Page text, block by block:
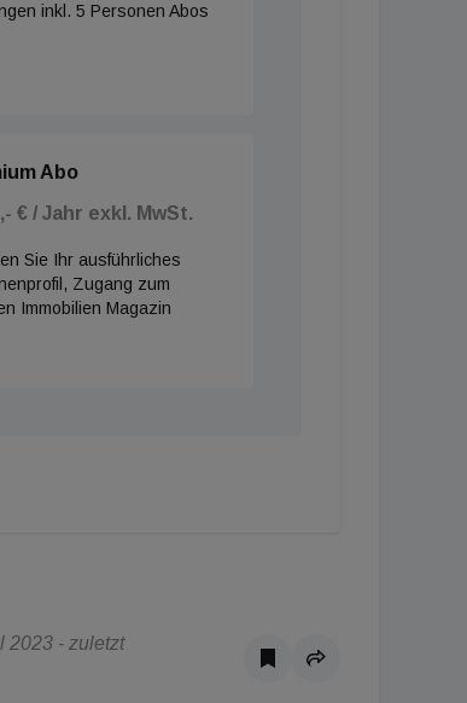
inkl. 5 Personen Abos
Abo
€ / Jahr exkl. MwSt.
Sie Ihr ausführliches
Zugang zum
Immobilien Magazin
2023 - zuletzt